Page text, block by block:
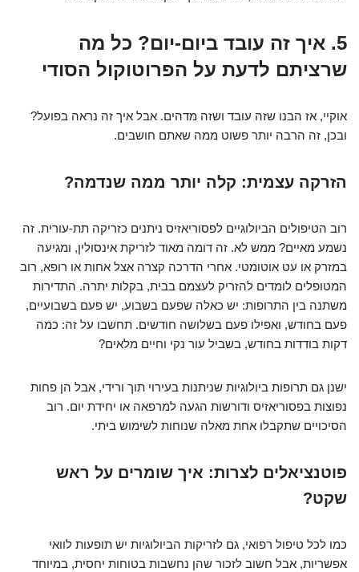
5. איך זה עובד ביום-יום? כל מה
שרציתם לדעת על הפרוטוקול הסודי
אוקיי, אז הבנו שזה עובד ושזה מדהים. אבל איך זה נראה בפועל?
ובכן, זה הרבה יותר פשוט ממה שאתם חושבים.
הזרקה עצמית: קלה יותר ממה שנדמה?
רוב הטיפולים הביולוגיים לפסוריאזיס ניתנים כזריקה תת-עורית. זה
נשמע מאיים? ממש לא. זה דומה מאוד לזריקת אינסולין, ומגיעה
במזרק או עט אוטומטי. אחרי הדרכה קצרה אצל אחות או רופא, רוב
המטופלים לומדים להזריק לעצמם בבית, בקלות יתרה. התדירות
משתנה בין התרופות: יש כאלה שפעם בשבוע, יש פעם בשבועיים,
פעם בחודש, ואפילו פעם בשלושה חודשים. תחשבו על זה: כמה
דקות בודדות בחודש, בשביל עור נקי וחיים מלאים?
ישנן גם תרופות ביולוגיות שניתנות בעירוי תוך ורידי, אבל הן פחות
נפוצות בפסוריאזיס ודורשות הגעה למרפאה או יחידת יום. רוב
הסיכויים שתקבלו אחת מאלה שנוחות לשימוש ביתי.
פוטנציאלים לצרות: איך שומרים על ראש
שקט?
כמו לכל טיפול רפואי, גם לזריקות הביולוגיות יש תופעות לוואי
אפשריות, אבל חשוב לזכור שהן נחשבות בטוחות יחסית, במיוחד